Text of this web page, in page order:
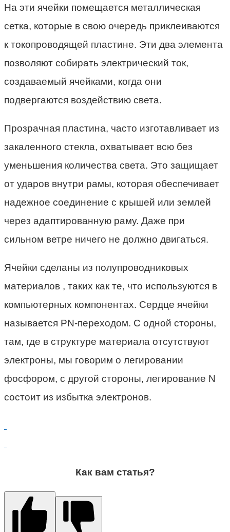
На эти ячейки помещается металлическая
сетка, которые в свою очередь приклеиваются
к токопроводящей пластине. Эти два элемента
позволяют собирать электрический ток,
создаваемый ячейками, когда они
подвергаются воздействию света.
Прозрачная пластина, часто изготавливает из
закаленного стекла, охватывает всю без
уменьшения количества света. Это защищает
от ударов внутри рамы, которая обеспечивает
надежное соединение с крышей или землей
через адаптированную раму. Даже при
сильном ветре ничего не должно двигаться.
Ячейки сделаны из полупроводниковых
материалов , таких как те, что используются в
компьютерных компонентах. Сердце ячейки
называется PN-переходом. С одной стороны,
там, где в структуре материала отсутствуют
электроны, мы говорим о легировании
фосфором, с другой стороны, легирование N
состоит из избытка электронов.
Как вам статья?